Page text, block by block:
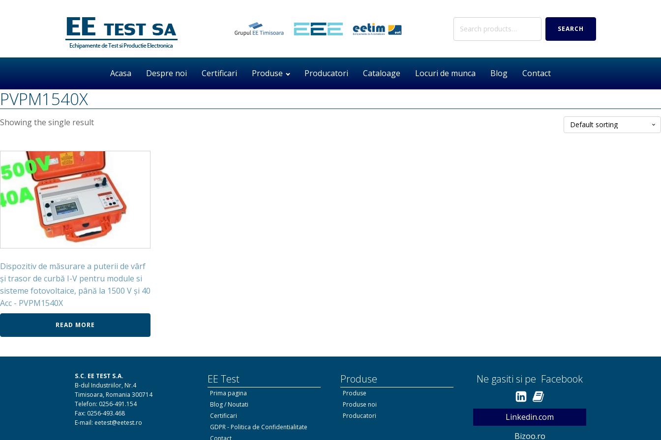
Search
SEARCH
Acasa Despre noi Certificari Produse Producatori Cataloage Locuri de munca Blog Contact
PVPM1540X
Showing the single result
Dispozitiv de măsurare a puterii de vârf
și trasor de curbă I-V pentru module si
sisteme fotovoltaice, până la 1500 V și 40
Acc - PVPM1540X
READ MORE
S.C. EE TEST S.A.
B-dul Industriilor, Nr.4
Timisoara, Romania 300714
Telefon: 0256-491.154
Fax: 0256-493.468
E-mail: eetest@eetest.ro
EE Test
Prima pagina
Blog / Noutati
Certificari
GDPR - Politica de Confidentialitate
Contact
Produse
Produse
Produse noi
Producatori
Ne gasiti si pe Facebook
Linkedin.com
Bizoo.ro